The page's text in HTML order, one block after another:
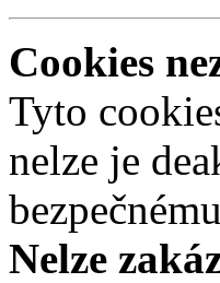
Cookies
Tyto
nelze je
Nelze